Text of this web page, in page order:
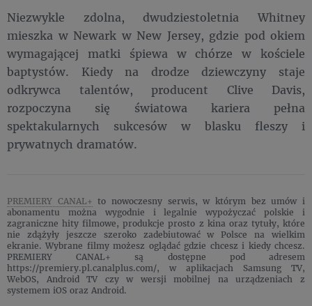
Niezwykle zdolna, dwudziestoletnia Whitney
mieszka w Newark w New Jersey, gdzie pod okiem
wymagającej matki śpiewa w chórze w kościele
baptystów. Kiedy na drodze dziewczyny staje
odkrywca talentów, producent Clive Davis,
rozpoczyna się światowa kariera pełna
spektakularnych sukcesów w blasku fleszy i
prywatnych dramatów.
PREMIERY CANAL+ to nowoczesny serwis, w którym bez umów i
abonamentu można wygodnie i legalnie wypożyczać polskie i
zagraniczne hity filmowe, produkcje prosto z kina oraz tytuły, które
nie zdążyły jeszcze szeroko zadebiutować w Polsce na wielkim
ekranie. Wybrane filmy możesz oglądać gdzie chcesz i kiedy chcesz.
PREMIERY CANAL+ są dostępne pod adresem
https://premiery.pl.canalplus.com/, w aplikacjach Samsung TV,
WebOS, Android TV czy w wersji mobilnej na urządzeniach z
systemem iOS oraz Android.